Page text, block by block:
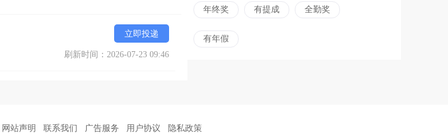
立即投递
刷新时间：2026-07-23 09:46
年终奖 有提成 全勤奖
有年假
网站声明 联系我们 广告服务 用户协议 隐私政策